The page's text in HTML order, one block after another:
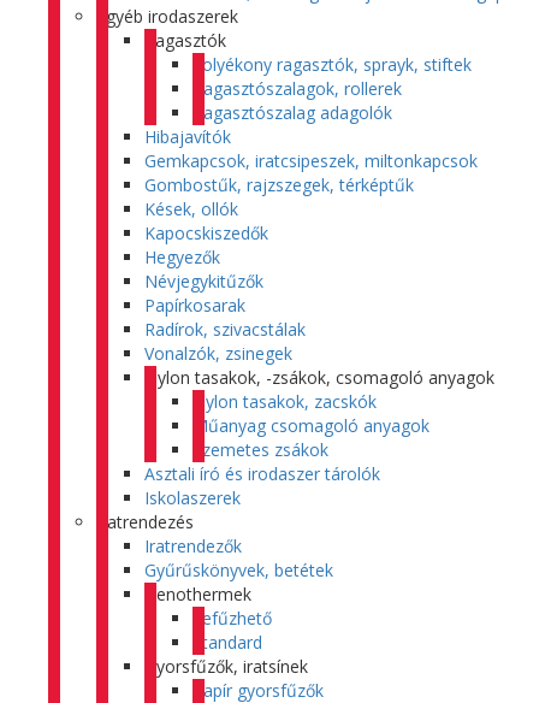
Egyéb irodaszerek
Ragasztók
Folyékony ragasztók, sprayk, stiftek
Ragasztószalagok, rollerek
Ragasztószalag adagolók
Hibajavítók
Gemkapcsok, iratcsipeszek, miltonkapcsok
Gombostűk, rajzszegek, térképtűk
Kések, ollók
Kapocskiszedők
Hegyezők
Névjegykitűzők
Papírkosarak
Radírok, szivacstálak
Vonalzók, zsinegek
Nylon tasakok, -zsákok, csomagoló anyagok
Nylon tasakok, zacskók
Műanyag csomagoló anyagok
Szemetes zsákok
Asztali író és irodaszer tárolók
Iskolaszerek
Iratrendezés
Iratrendezők
Gyűrűskönyvek, betétek
Genothermek
Lefűzhető
Standard
Gyorsfűzők, iratsínek
Papír gyorsfűzők